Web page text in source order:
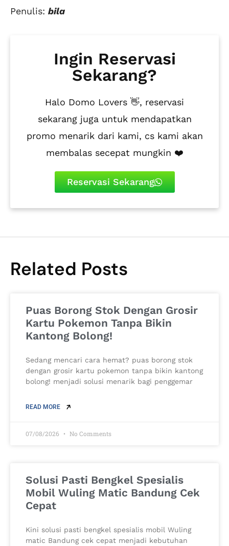
Penulis: bila
Ingin Reservasi
Sekarang?
Halo Domo Lovers 👋, reservasi
sekarang juga untuk mendapatkan
promo menarik dari kami, cs kami akan
membalas secepat mungkin ❤️
Reservasi Sekarang
Related Posts
Puas Borong Stok Dengan Grosir
Kartu Pokemon Tanpa Bikin
Kantong Bolong!
Sedang mencari cara hemat? puas borong stok
dengan grosir kartu pokemon tanpa bikin kantong
bolong! menjadi solusi menarik bagi penggemar
READ MORE
07/08/2026 No Comments
Solusi Pasti Bengkel Spesialis
Mobil Wuling Matic Bandung Cek
Cepat
Kini solusi pasti bengkel spesialis mobil Wuling
matic Bandung cek cepat menjadi kebutuhan